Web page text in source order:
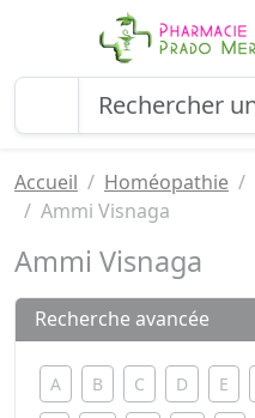
Accueil Homéopathie
Ammi Visnaga
Ammi Visnaga
Recherche avancée
A B C D E